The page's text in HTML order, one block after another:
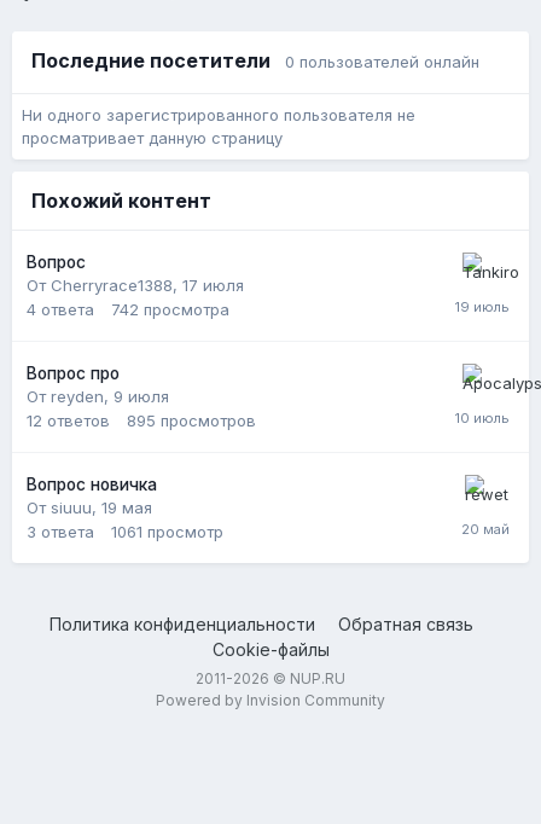
Последние посетители 0 пользователей онлайн
Ни одного зарегистрированного пользователя не
просматривает данную страницу
Похожий контент
Вопрос
От Cherryrace1388, 17 июля
4 ответа 742 просмотра
Вопрос про
От reyden, 9 июля
12 ответов 895 просмотров
Вопрос новичка
От siuuu, 19 мая
3 ответа 1061 просмотр
Политика конфиденциальности
Обратная связь
Cookie-файлы
2011-2026 © NUP.RU
Powered by Invision Community